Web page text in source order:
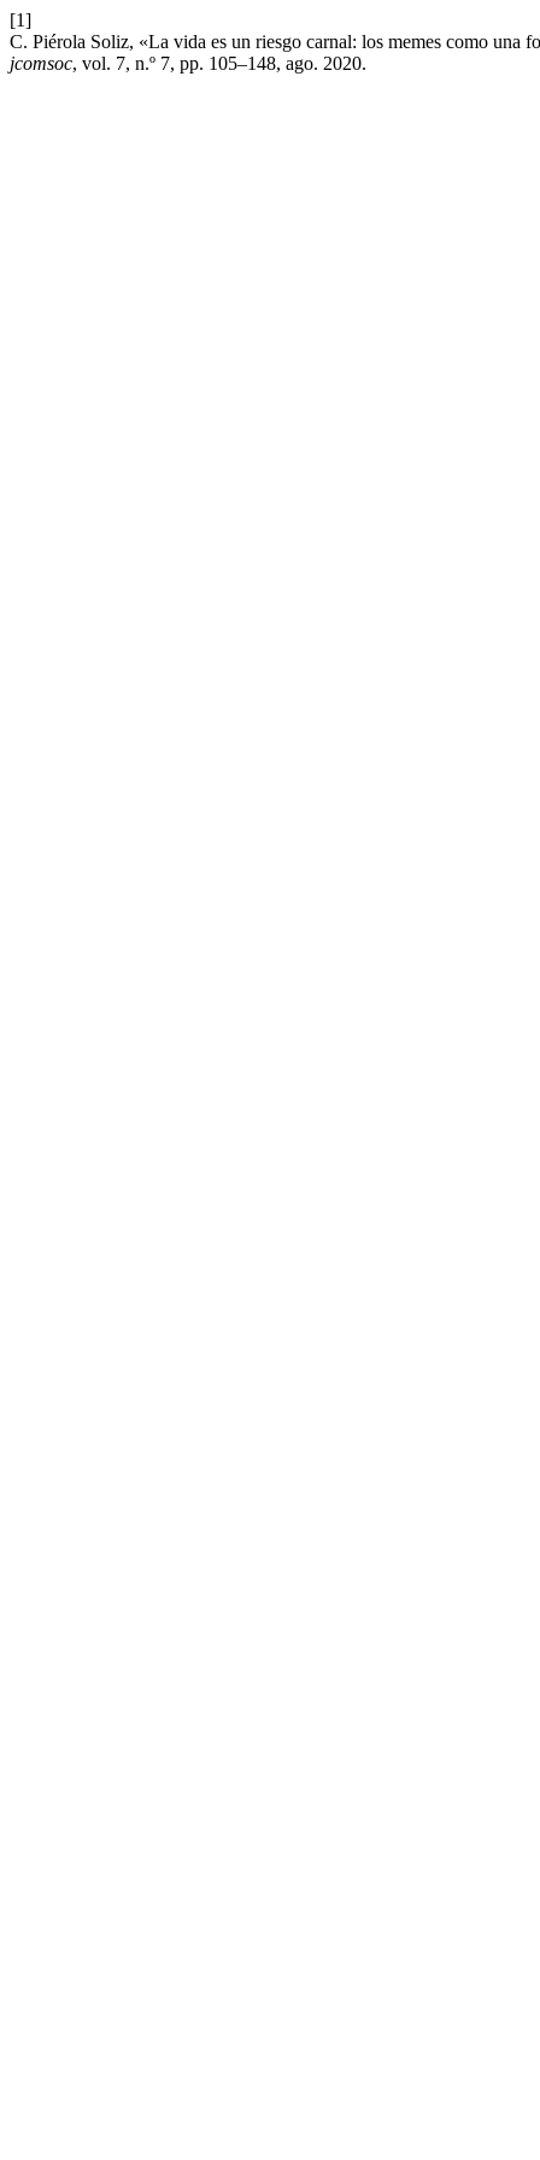
[1]
C. Piérola Soliz, «La vida es un riesgo carnal: los memes como una
jcomsoc, vol. 7, n.º 7, pp. 105–148, ago. 2020.